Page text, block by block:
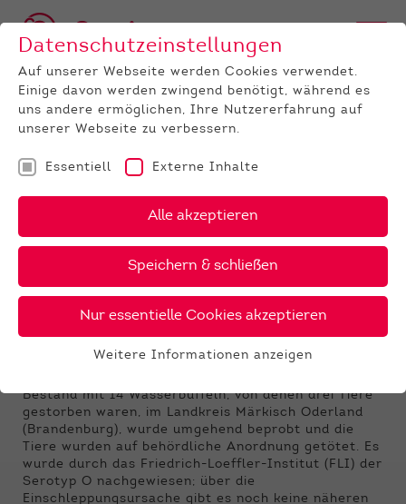
UNTERNEHMEN News
Aktuelles zur Maul- und
Klauenseuche
Klauenseuche (MKS) erstmals seit 1988 in
Bestand mit 14 Wasserbüffeln, von denen drei Tiere
gestorben waren, im Landkreis Märkisch Oderland
(Brandenburg), wurde umgehend beprobt und die
Tiere wurden auf behördliche Anordnung getötet. Es
wurde durch das Friedrich-Loeffler-Institut (FLI) der
Serotyp O nachgewiesen; über die
Einschleppungsursache gibt es noch keine näheren
Datenschutzeinstellungen
Auf unserer Webseite werden Cookies verwendet.
Einige davon werden zwingend benötigt, während es
uns andere ermöglichen, Ihre Nutzererfahrung auf
unserer Webseite zu verbessern.
Essentiell Externe Inhalte
Alle akzeptieren
Speichern & schließen
Nur essentielle Cookies akzeptieren
Funktionen der Webseite benötigt. Dadurch ist
gewährleistet, dass die Webseite einwandfrei
funktioniert.
Name cookie_optin
Cookie-Informationen anzeigen
Weitere Informationen anzeigen